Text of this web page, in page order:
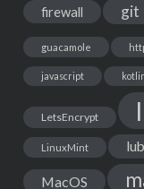
firewall git
guacamole
javascript
LetsEncrypt
LinuxMint
MacOS